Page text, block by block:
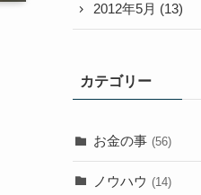
2012年5月 (13)
カテゴリー
お金の事 (56)
ノウハウ (14)